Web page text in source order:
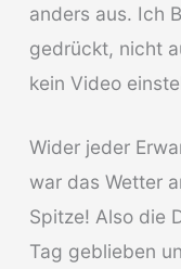
anders aus. Ich
gedrückt, nicht
kein Video
Wider jeder
war das Wetter
Spitze! Also die
Tag geblieben